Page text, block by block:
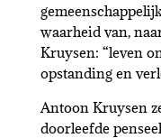
waarheid van,
Kruysen: “leven
opstanding en
Antoon Kruysen
doorleefde